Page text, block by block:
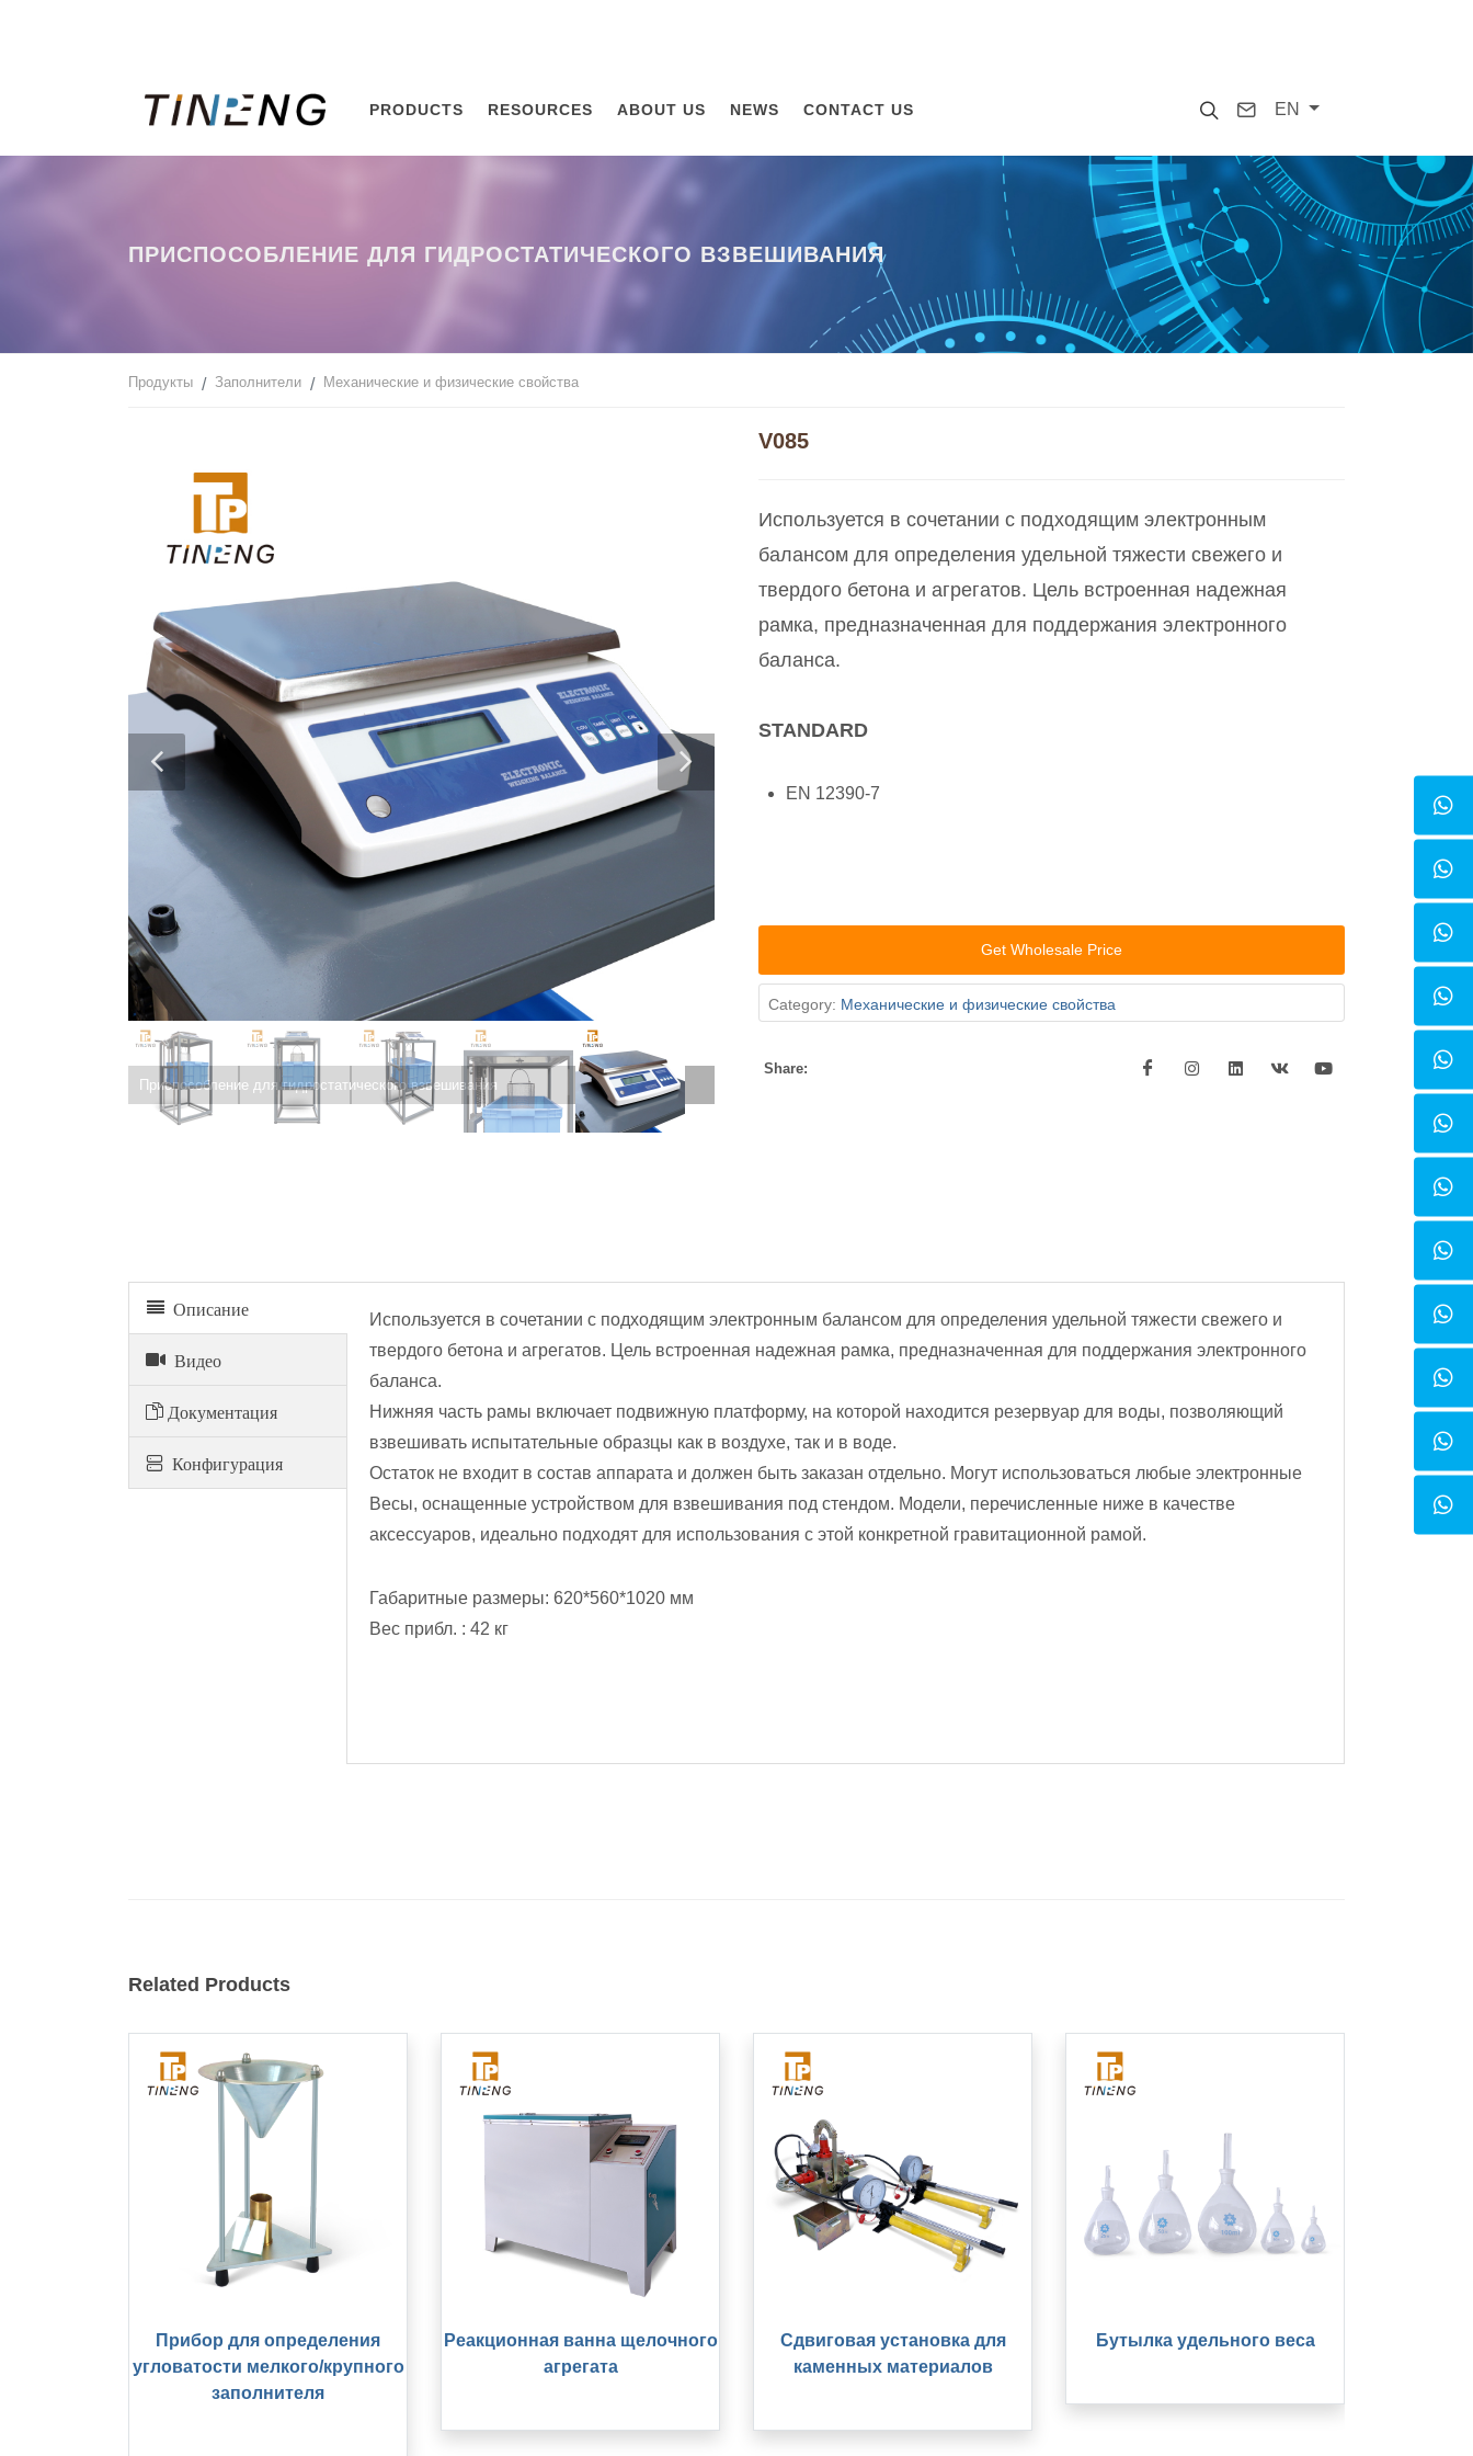
SearchContact
EN
PRODUCTS RESOURCES ABOUT US NEWS CONTACT US
ПРИСПОСОБЛЕНИЕ ДЛЯ ГИДРОСТАТИЧЕСКОГО ВЗВЕШИВАНИЯ
Продукты Заполнители Механические и физические свойства
Приспособление для гидростатического взвешивания
V085
Используется в сочетании с подходящим электронным
балансом для определения удельной тяжести свежего и
твердого бетона и агрегатов. Цель встроенная надежная
рамка, предназначенная для поддержания электронного
баланса.
STANDARD
EN 12390-7
Get Wholesale Price
Category: Механические и физические свойства
Share:
Описание
Видео
Документация
Конфигурация
Используется в сочетании с подходящим электронным балансом для определения удельной тяжести свежего и
твердого бетона и агрегатов. Цель встроенная надежная рамка, предназначенная для поддержания электронного
баланса.
Нижняя часть рамы включает подвижную платформу, на которой находится резервуар для воды, позволяющий
взвешивать испытательные образцы как в воздухе, так и в воде.
Остаток не входит в состав аппарата и должен быть заказан отдельно. Могут использоваться любые электронные
Весы, оснащенные устройством для взвешивания под стендом. Модели, перечисленные ниже в качестве
аксессуаров, идеально подходят для использования с этой конкретной гравитационной рамой.
Габаритные размеры: 620*560*1020 мм
Вес прибл. : 42 кг
Related Products
Прибор для определения
угловатости мелкого/крупного
заполнителя
Реакционная ванна щелочного
агрегата
Сдвиговая установка для
каменных материалов
Бутылка удельного веса